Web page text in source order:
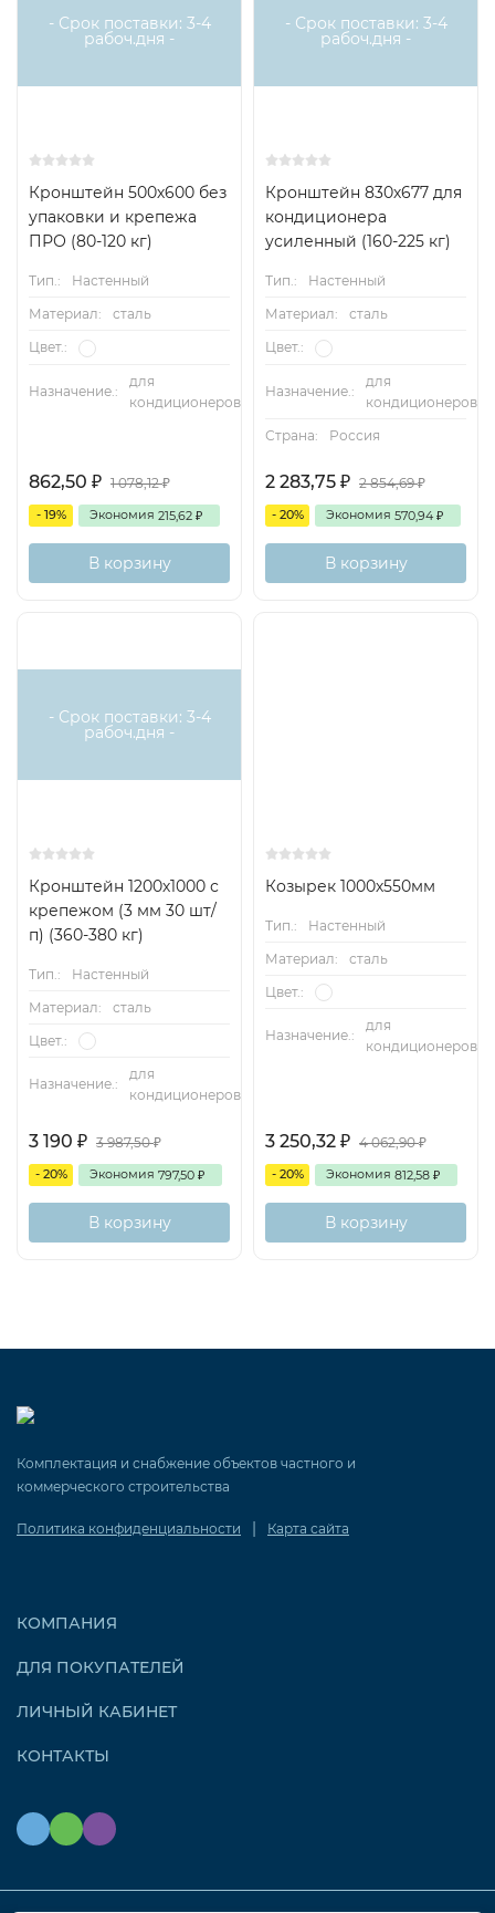
- Срок поставки: 3-4
рабоч.дня -
Кронштейн 500х600 без
упаковки и крепежа
ПРО (80-120 кг)
Тип.:
Настенный
Материал:
сталь
Цвет.:
Назначение.:
для
кондиционеров
862,50 ₽ 1 078,12₽
- 19% Экономия 215,62 ₽
В корзину
- Срок поставки: 3-4
рабоч.дня -
Кронштейн 830х677 для
кондиционера
усиленный (160-225 кг)
Тип.:
Настенный
Материал:
сталь
Цвет.:
Назначение.:
для
кондиционеров
Страна:
Россия
2 283,75 ₽ 2 854,69₽
- 20% Экономия 570,94 ₽
В корзину
- Срок поставки: 3-4
рабоч.дня -
Кронштейн 1200х1000 с
крепежом (3 мм 30 шт/
п) (360-380 кг)
Тип.:
Настенный
Материал:
сталь
Цвет.:
Назначение.:
для
кондиционеров
3 190 ₽ 3 987,50₽
- 20% Экономия 797,50 ₽
В корзину
Козырек 1000х550мм
Тип.:
Настенный
Материал:
сталь
Цвет.:
Назначение.:
для
кондиционеров
3 250,32 ₽ 4 062,90₽
- 20% Экономия 812,58 ₽
В корзину
Комплектация и снабжение объектов частного и
коммерческого строительства
Политика конфиденциальности | Карта сайта
КОМПАНИЯ
ДЛЯ ПОКУПАТЕЛЕЙ
ЛИЧНЫЙ КАБИНЕТ
КОНТАКТЫ